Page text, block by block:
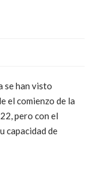
se han visto
el comienzo de la
pero con el
capacidad de